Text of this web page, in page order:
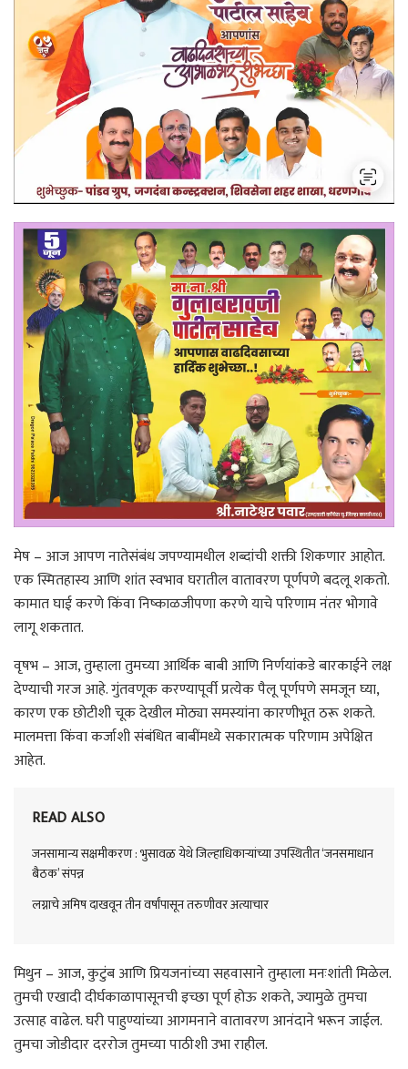
मेष – आज आपण नातेसंबंध जपण्यामधील शब्दांची शक्ती शिकणार आहोत.
एक स्मितहास्य आणि शांत स्वभाव घरातील वातावरण पूर्णपणे बदलू शकतो.
कामात घाई करणे किंवा निष्काळजीपणा करणे याचे परिणाम नंतर भोगावे
लागू शकतात.
वृषभ – आज, तुम्हाला तुमच्या आर्थिक बाबी आणि निर्णयांकडे बारकाईने लक्ष
देण्याची गरज आहे. गुंतवणूक करण्यापूर्वी प्रत्येक पैलू पूर्णपणे समजून घ्या,
कारण एक छोटीशी चूक देखील मोठ्या समस्यांना कारणीभूत ठरू शकते.
मालमत्ता किंवा कर्जाशी संबंधित बाबींमध्ये सकारात्मक परिणाम अपेक्षित
आहेत.
READ ALSO
जनसामान्य सक्षमीकरण : भुसावळ येथे जिल्हाधिकाऱ्यांच्या उपस्थितीत ‘जनसमाधान
बैठक’ संपन्न
लग्नाचे अमिष दाखवून तीन वर्षांपासून तरुणीवर अत्याचार
मिथुन – आज, कुटुंब आणि प्रियजनांच्या सहवासाने तुम्हाला मनःशांती मिळेल.
तुमची एखादी दीर्घकाळापासूनची इच्छा पूर्ण होऊ शकते, ज्यामुळे तुमचा
उत्साह वाढेल. घरी पाहुण्यांच्या आगमनाने वातावरण आनंदाने भरून जाईल.
तुमचा जोडीदार दररोज तुमच्या पाठीशी उभा राहील.